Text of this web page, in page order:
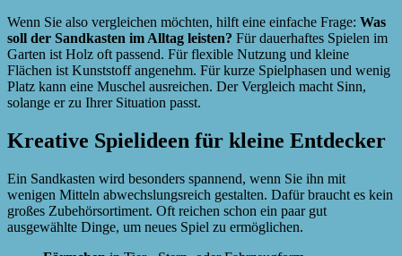
Wenn Sie also vergleichen möchten, hilft eine einfache Frage: Was
soll der Sandkasten im Alltag leisten? Für dauerhaftes Spielen im
Garten ist Holz oft passend. Für flexible Nutzung und kleine
Flächen ist Kunststoff angenehm. Für kurze Spielphasen und wenig
Platz kann eine Muschel ausreichen. Der Vergleich macht Sinn,
solange er zu Ihrer Situation passt.
Kreative Spielideen für kleine Entdecker
Ein Sandkasten wird besonders spannend, wenn Sie ihn mit
wenigen Mitteln abwechslungsreich gestalten. Dafür braucht es kein
großes Zubehörsortiment. Oft reichen schon ein paar gut
ausgewählte Dinge, um neues Spiel zu ermöglichen.